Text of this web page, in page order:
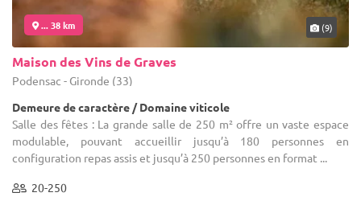
... 38 km (9)
Maison des Vins de Graves
Podensac - Gironde (33)
Demeure de caractère / Domaine viticole
Salle des fêtes : La grande salle de 250 m² offre un vaste espace
modulable, pouvant accueillir jusqu’à 180 personnes en
configuration repas assis et jusqu’à 250 personnes en format ...
20-250